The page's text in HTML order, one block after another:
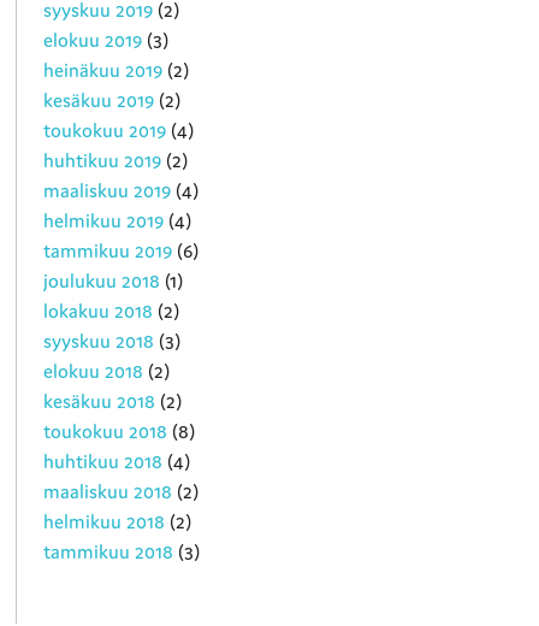
syyskuu 2019 (2)
elokuu 2019 (3)
heinäkuu 2019 (2)
kesäkuu 2019 (2)
toukokuu 2019 (4)
huhtikuu 2019 (2)
maaliskuu 2019 (4)
helmikuu 2019 (4)
tammikuu 2019 (6)
joulukuu 2018 (1)
lokakuu 2018 (2)
syyskuu 2018 (3)
elokuu 2018 (2)
kesäkuu 2018 (2)
toukokuu 2018 (8)
huhtikuu 2018 (4)
maaliskuu 2018 (2)
helmikuu 2018 (2)
tammikuu 2018 (3)